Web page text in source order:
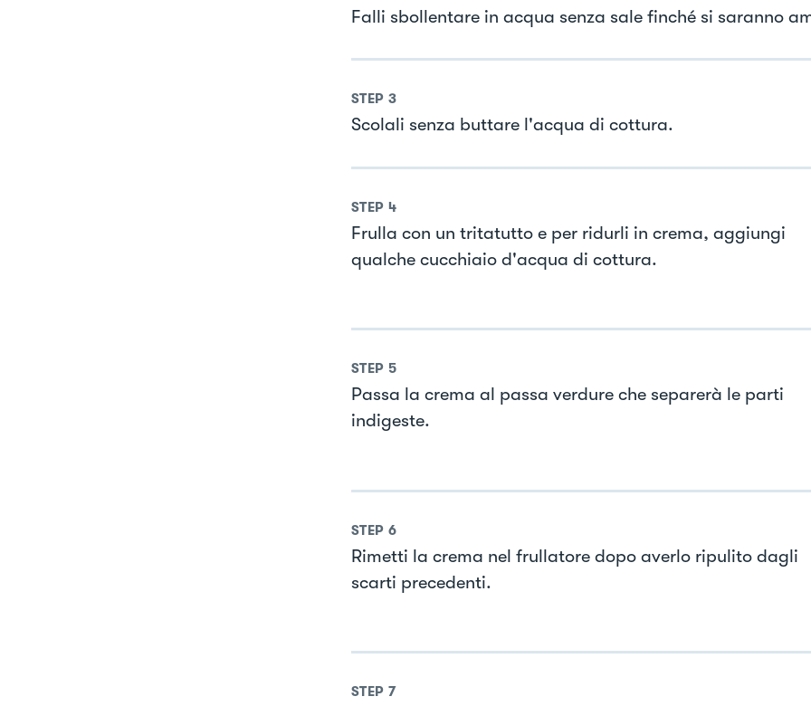
Falli sbollentare in acqua senza sale finché si saranno
STEP 3
Scolali senza buttare l'acqua di cottura.
STEP 4
Frulla con un tritatutto e per ridurli in crema, aggiungi
qualche cucchiaio d'acqua di cottura.
STEP 5
Passa la crema al passa verdure che separerà le parti
indigeste.
STEP 6
Rimetti la crema nel frullatore dopo averlo ripulito dagli
scarti precedenti.
STEP 7